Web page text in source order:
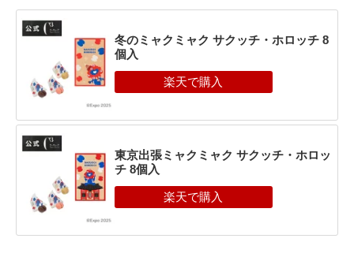
冬のミャクミャク サクッチ・ホロッチ 8
個入
東京出張ミャクミャク サクッチ・ホロッ
チ 8個入